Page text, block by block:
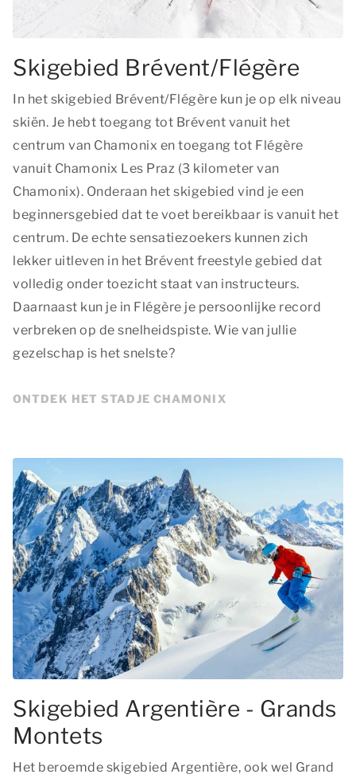
Skigebied Brévent/Flégère
In het skigebied Brévent/​Flégère kun je op elk niveau
skiën. Je hebt toegang tot Brévent vanuit het
centrum van Chamonix en toegang tot Flégère
vanuit Chamonix Les Praz (3 kilometer van
Chamonix). Onderaan het skigebied vind je een
beginnersgebied dat te voet bereikbaar is vanuit het
centrum. De echte sensatiezoekers kunnen zich
lekker uitleven in het Brévent freestyle gebied dat
volledig onder toezicht staat van instructeurs.
Daarnaast kun je in Flégère je persoonlijke record
verbreken op de snelheidspiste. Wie van jullie
gezelschap is het snelste?
ONTDEK HET STADJE CHAMONIX
Skigebied Argentière - Grands
Montets
Het beroemde skigebied Argentière, ook wel Grand